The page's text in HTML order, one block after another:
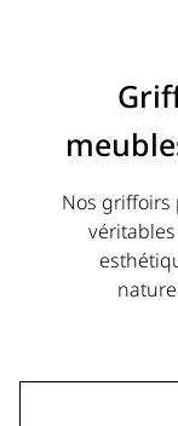
Nos griffoirs